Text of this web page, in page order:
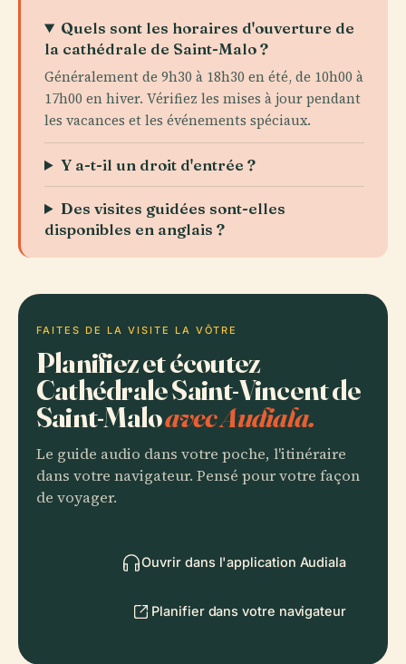
Quels sont les horaires d'ouverture de
la cathédrale de Saint-Malo ?
Généralement de 9h30 à 18h30 en été, de 10h00 à
17h00 en hiver. Vérifiez les mises à jour pendant
les vacances et les événements spéciaux.
Y a-t-il un droit d'entrée ?
Des visites guidées sont-elles
disponibles en anglais ?
FAITES DE LA VISITE LA VÔTRE
Planifiez et écoutez
Cathédrale Saint-Vincent de
Saint-Maloavec Audiala.
Le guide audio dans votre poche, l'itinéraire
dans votre navigateur. Pensé pour votre façon
de voyager.
Ouvrir dans l'application Audiala
Planifier dans votre navigateur